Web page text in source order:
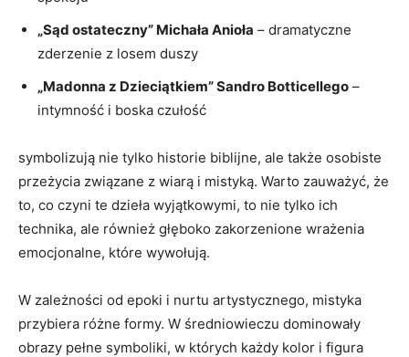
„Sąd ostateczny” Michała Anioła – dramatyczne
zderzenie z losem duszy
„Madonna z Dzieciątkiem” Sandro Botticellego –
intymność i boska czułość
symbolizują nie tylko historie biblijne, ale także osobiste
przeżycia związane z wiarą i mistyką. Warto zauważyć, że
to, co czyni te dzieła wyjątkowymi, to nie tylko ich
technika, ale również głęboko zakorzenione wrażenia
emocjonalne, które wywołują.
W zależności od epoki i nurtu artystycznego, mistyka
przybiera różne formy. W średniowieczu dominowały
obrazy pełne symboliki, w których każdy kolor i figura